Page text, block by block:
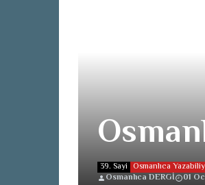
39. Sayi Osmanlıca
Osmanlıca DERGİ
01